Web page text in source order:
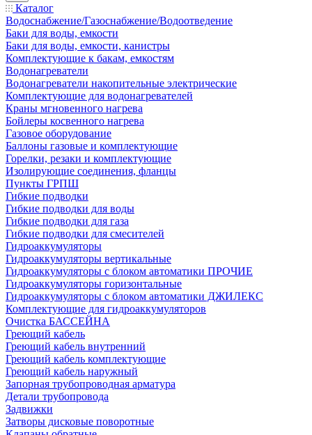
Каталог
Водоснабжение/Газоснабжение/Водоотведение
Баки для воды, емкости
Баки для воды, емкости, канистры
Комплектующие к бакам, емкостям
Водонагреватели
Водонагреватели накопительные электрические
Комплектующие для водонагревателей
Краны мгновенного нагрева
Бойлеры косвенного нагрева
Газовое оборудование
Баллоны газовые и комплектующие
Горелки, резаки и комплектующие
Изолирующие соединения, фланцы
Пункты ГРПШ
Гибкие подводки
Гибкие подводки для воды
Гибкие подводки для газа
Гибкие подводки для смесителей
Гидроаккумуляторы
Гидроаккумуляторы вертикальные
Гидроаккумуляторы с блоком автоматики ПРОЧИЕ
Гидроаккумуляторы горизонтальные
Гидроаккумуляторы с блоком автоматики ДЖИЛЕКС
Комплектующие для гидроаккумуляторов
Очистка БАССЕЙНА
Греющий кабель
Греющий кабель внутренний
Греющий кабель комплектующие
Греющий кабель наружный
Запорная трубопроводная арматура
Детали трубопровода
Задвижки
Затворы дисковые поворотные